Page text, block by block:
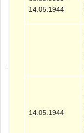
14.05.1944
14.05.1944